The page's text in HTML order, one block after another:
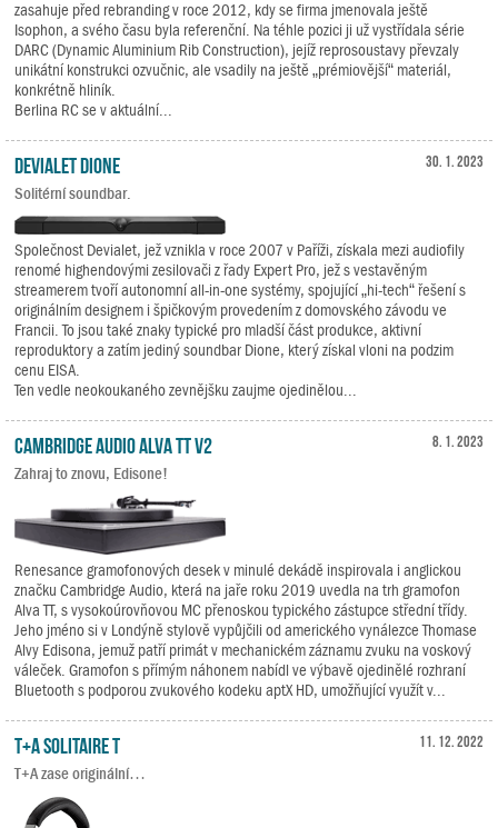
zasahuje před rebranding v roce 2012, kdy se firma jmenovala ještě
Isophon, a svého času byla referenční. Na téhle pozici ji už vystřídala série
DARC (Dynamic Aluminium Rib Construction), jejíž reprosoustavy převzaly
unikátní konstrukci ozvučnic, ale vsadily na ještě „prémiovější“ materiál,
konkrétně hliník.
Berlina RC se v aktuální...
30. 1. 2023
Devialet Dione
Solitérní soundbar.
Společnost Devialet, jež vznikla v roce 2007 v Paříži, získala mezi audiofily
renomé highendovými zesilovači z řady Expert Pro, jež s vestavěným
streamerem tvoří autonomní all-in-one systémy, spojující „hi-tech“ řešení s
originálním designem i špičkovým provedením z domovského závodu ve
Francii. To jsou také znaky typické pro mladší část produkce, aktivní
reproduktory a zatím jediný soundbar Dione, který získal vloni na podzim
cenu EISA.
Ten vedle neokoukaného zevnějšku zaujme ojedinělou...
8. 1. 2023
Cambridge Audio Alva TT V2
Zahraj to znovu, Edisone!
Renesance gramofonových desek v minulé dekádě inspirovala i anglickou
značku Cambridge Audio, která na jaře roku 2019 uvedla na trh gramofon
Alva TT, s vysokoúrovňovou MC přenoskou typického zástupce střední třídy.
Jeho jméno si v Londýně stylově vypůjčili od amerického vynálezce Thomase
Alvy Edisona, jemuž patří primát v mechanickém záznamu zvuku na voskový
váleček. Gramofon s přímým náhonem nabídl ve výbavě ojedinělé rozhraní
Bluetooth s podporou zvukového kodeku aptX HD, umožňující využít v...
11. 12. 2022
T+A Solitaire T
T+A zase originální…